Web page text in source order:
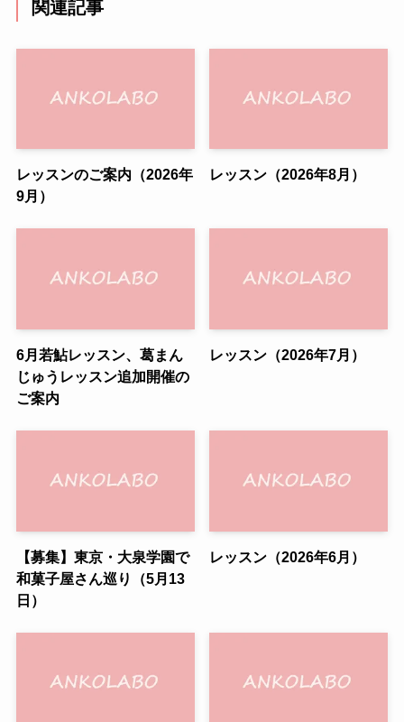
関連記事
レッスンのご案内（2026年
9月）
レッスン（2026年8月）
6月若鮎レッスン、葛まん
じゅうレッスン追加開催の
ご案内
レッスン（2026年7月）
【募集】東京・大泉学園で
和菓子屋さん巡り（5月13
日）
レッスン（2026年6月）